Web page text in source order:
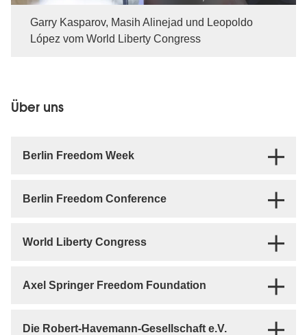
Garry Kasparov, Masih Alinejad und Leopoldo
López vom World Liberty Congress
Über uns
Berlin Freedom Week
Berlin Freedom Conference
World Liberty Congress
Axel Springer Freedom Foundation
Die Robert-Havemann-Gesellschaft e.V.